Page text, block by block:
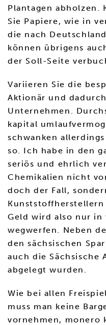
Plantagen abholzen.
Sie Papiere, wie in
die nach
können übrigens
der Soll-Seite
Variieren Sie die
Aktionär und
Unternehmen.
kapital
schwanken
so. Ich habe in den
seriös und ehrlich
Chemikalien nicht
doch der Fall,
Kunststoffherstellern
Geld wird also nur in
wegwerfen. Neben
den sächsischen
auch die Sächsische
abgelegt wurden.
Wie bei allen
muss man keine
vornehmen, monero